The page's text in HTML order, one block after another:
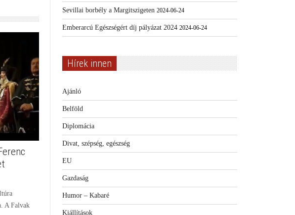
A Falvak
Sevillai borbély a Margitszigeten 2024-06-24
Emberarcú Egészségért díj pályázat 2024 2024-06-24
Hírek innen
Ajánló
Belföld
Diplomácia
Divat, szépség, egészség
EU
Gazdaság
Humor – Kabaré
Kiállítások